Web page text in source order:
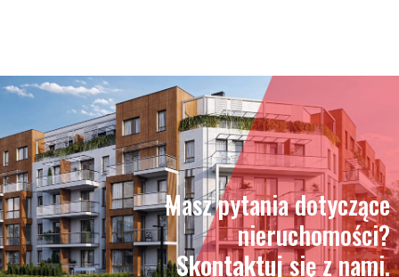
Masz pytania dotyczące
nieruchomości?
Skontaktujsię z nami.